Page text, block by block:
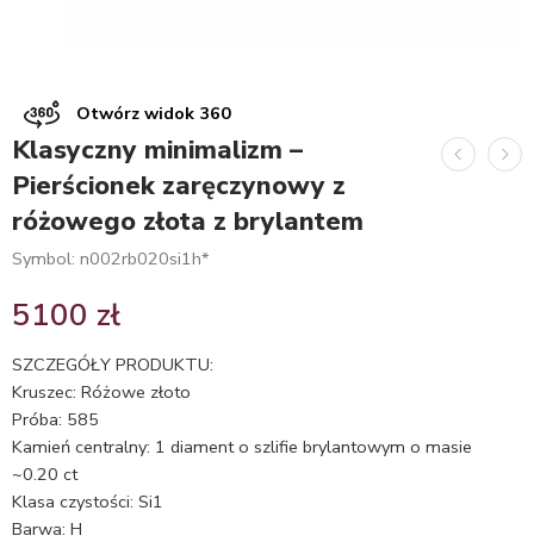
Otwórz widok 360
Klasyczny minimalizm –
Pierścionek zaręczynowy z
różowego złota z brylantem
Symbol: n002rb020si1h*
5100 zł
SZCZEGÓŁY PRODUKTU:
Kruszec: Różowe złoto
Próba: 585
Kamień centralny: 1 diament o szlifie brylantowym o masie
~0.20 ct
Klasa czystości: Si1
Barwa: H